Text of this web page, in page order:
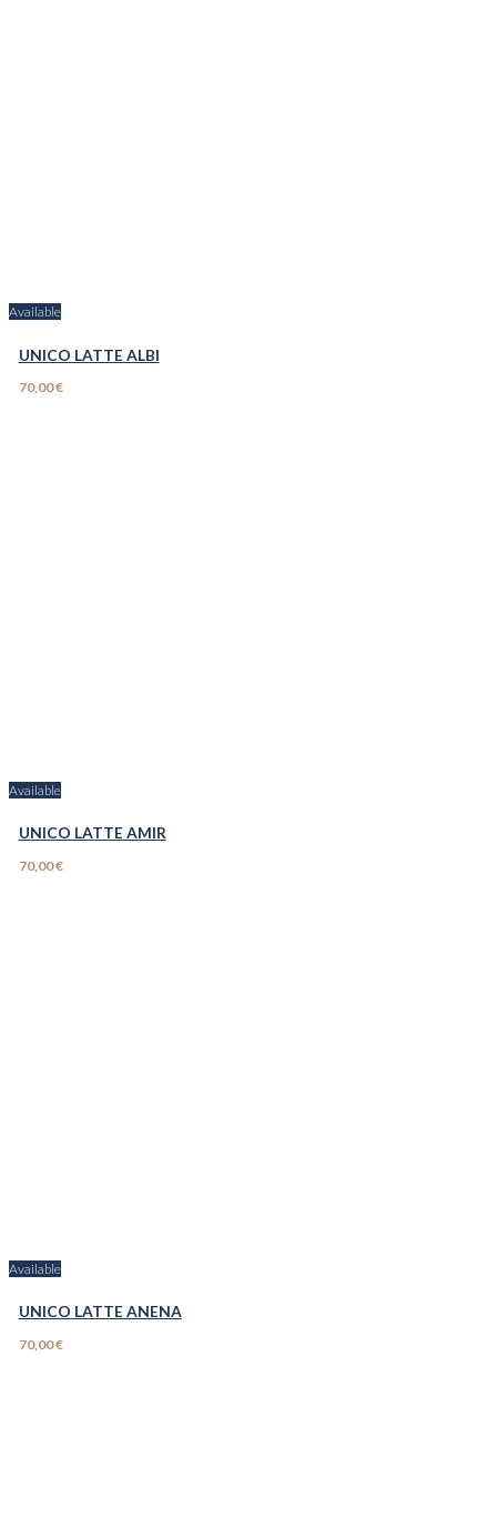
Available
UNICO LATTE ALBI
70,00 €
Available
UNICO LATTE AMIR
70,00 €
Available
UNICO LATTE ANENA
70,00 €